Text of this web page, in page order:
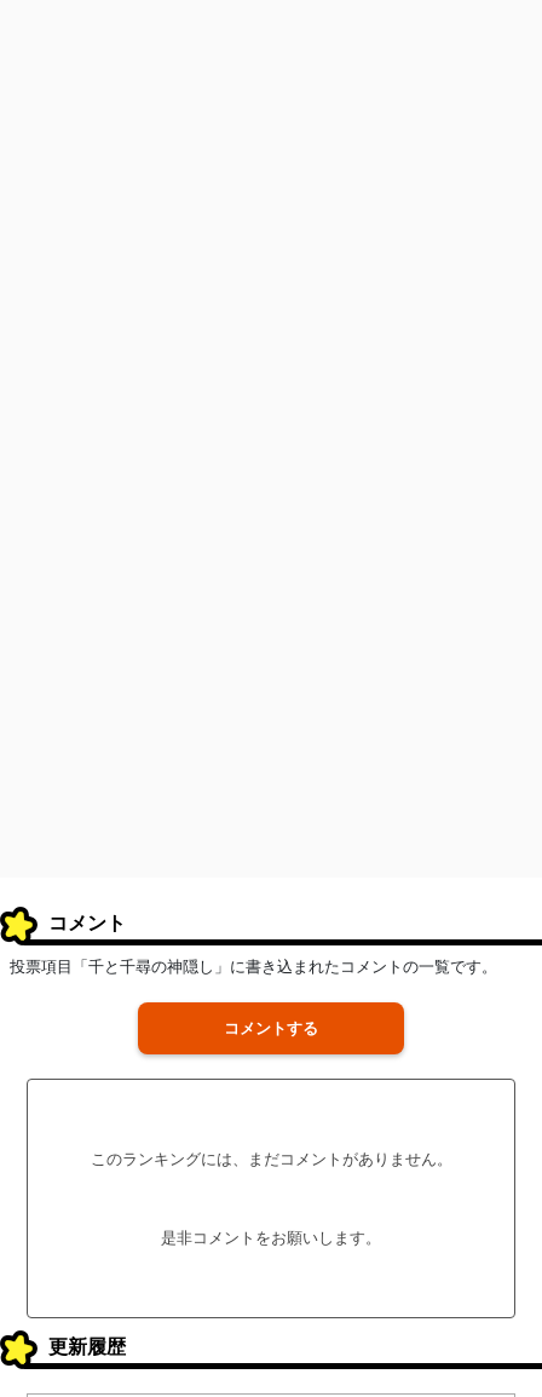
コメント
投票項目「千と千尋の神隠し」に書き込まれたコメントの一覧です。
コメントする
このランキングには、まだコメントがありません。
是非コメントをお願いします。
更新履歴